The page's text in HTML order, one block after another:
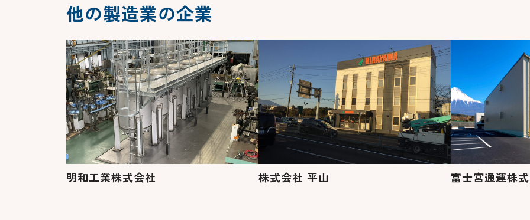
他の製造業の企業
明和工業株式会社 株式会社 平山 富士宮通運株